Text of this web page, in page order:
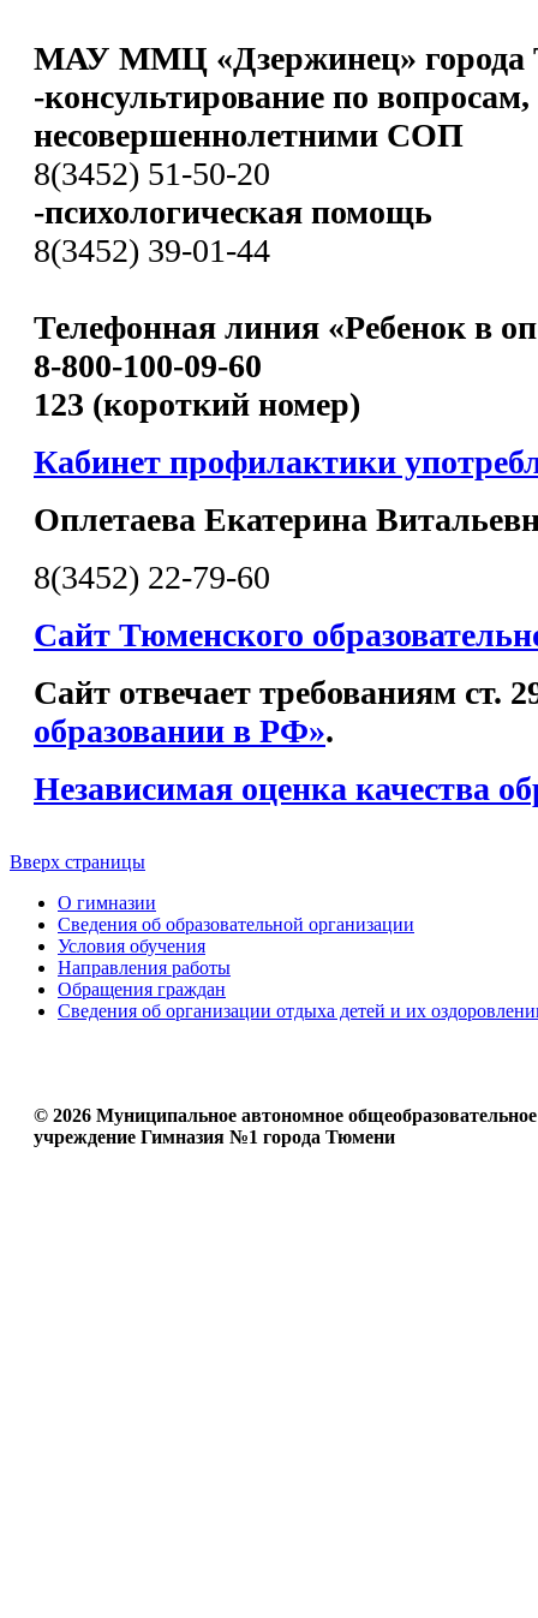
МАУ ММЦ «Дзержинец» города
-консультирование по
несовершеннолетними СОП
8(3452) 51-50-20
-психологическая помощь
8(3452) 39-01-44
Телефонная линия «Ребенок в
8-800-100-09-60
123 (короткий номер)
Кабинет профилактики
Оплетаева Екатерина
8(3452) 22-79-60
Сайт Тюменского
Сайт отвечает требованиям ст.
образовании в РФ».
Независимая оценка качества
Вверх страницы
О гимназии
Сведения об образовательной организации
Условия обучения
Направления работы
Обращения граждан
Сведения об организации отдыха детей и их
© 2026 Муниципальное автономное общеобразовательное
учреждение Гимназия №1 города Тюмени